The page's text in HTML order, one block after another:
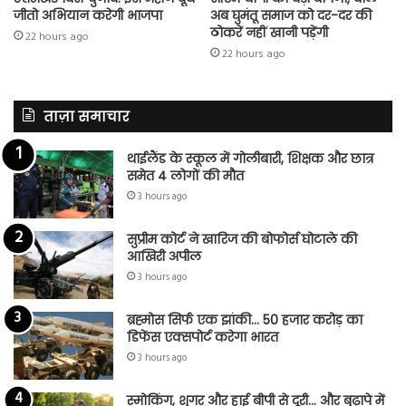
जीतो अभियान करेगी भाजपा
22 hours ago
अब घुमंतू समाज को दर-दर की
ठोकरें नहीं खानी पड़ेंगी
22 hours ago
ताज़ा समाचार
थाईलैंड के स्कूल में गोलीबारी, शिक्षक और छात्र
समेत 4 लोगों की मौत
3 hours ago
सुप्रीम कोर्ट ने खारिज की बोफोर्स घोटाले की
आखिरी अपील
3 hours ago
ब्रह्मोस सिर्फ एक झांकी… 50 हजार करोड़ का
डिफेंस एक्सपोर्ट करेगा भारत
3 hours ago
स्मोकिंग, शुगर और हाई बीपी से दूरी… और बुढ़ापे में